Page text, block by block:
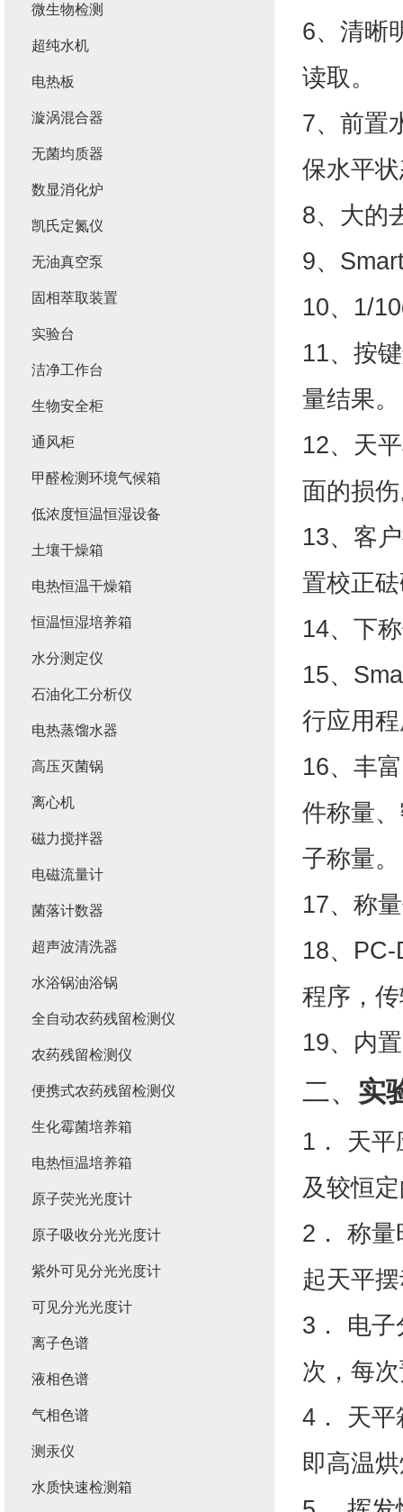
6、清晰
读取。
7、前置
保水平
8、大的
9、
10、1/
11、按
量结果。
12、天
面的损
13、客
置校正
14、下
15、
行应用
16、丰
件称量
子称量。
17、称
18、
程序，
19、内
二、 实
1． 天
及较恒
2． 称
起天平
3． 电
次，每
4． 天平
即高温
微生物检测
超纯水机
电热板
漩涡混合器
无菌均质器
数显消化炉
凯氏定氮仪
无油真空泵
固相萃取装置
实验台
洁净工作台
生物安全柜
通风柜
甲醛检测环境气候箱
低浓度恒温恒湿设备
土壤干燥箱
电热恒温干燥箱
恒温恒湿培养箱
水分测定仪
石油化工分析仪
电热蒸馏水器
高压灭菌锅
离心机
磁力搅拌器
电磁流量计
菌落计数器
超声波清洗器
水浴锅油浴锅
全自动农药残留检测仪
农药残留检测仪
便携式农药残留检测仪
生化霉菌培养箱
电热恒温培养箱
原子荧光光度计
原子吸收分光光度计
紫外可见分光光度计
可见分光光度计
离子色谱
液相色谱
气相色谱
测汞仪
水质快速检测箱